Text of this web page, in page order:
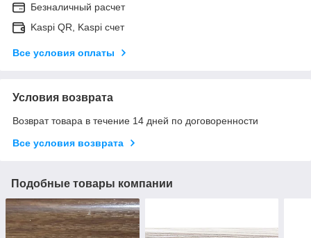
Безналичный расчет
Kaspi QR, Kaspi счет
Все условия оплаты
Условия возврата
Возврат товара в течение 14 дней по договоренности
Все условия возврата
Подобные товары компании